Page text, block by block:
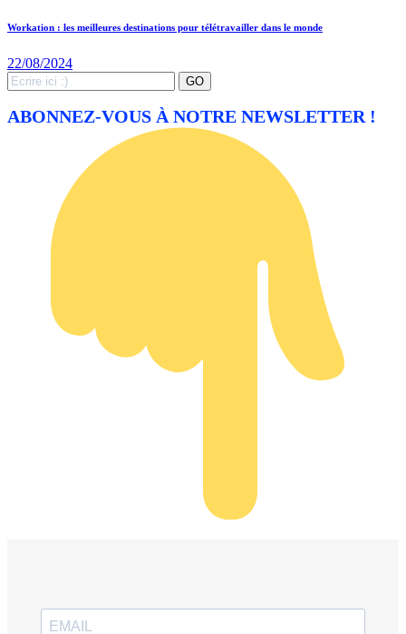
Workation : les meilleures destinations pour télétravailler dans le monde
22/08/2024
Search
for:
GO
ABONNEZ-VOUS À NOTRE NEWSLETTER !